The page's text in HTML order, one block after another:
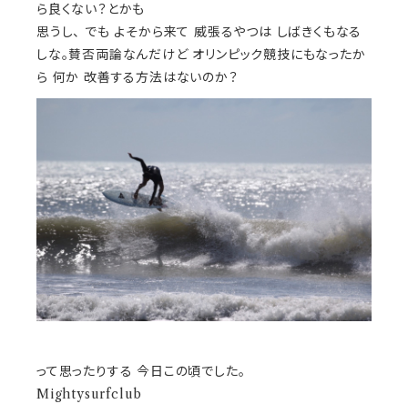
ら良くない？とかも
思うし、 でも よそから来て 威張るやつは しばきくもなる
しな。賛否両論なんだけど オリンピック競技にもなったか
ら 何か 改善する方法はないのか？
って思ったりする 今日この頃でした。
Mightysurfclub